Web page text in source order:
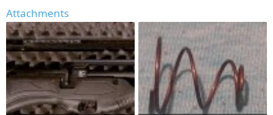
Attachments